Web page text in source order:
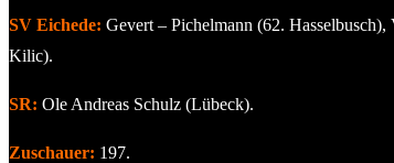
SV Eichede: Gevert – Pichelmann (62.
Kilic).
SR: Ole Andreas Schulz (Lübeck).
Zuschauer: 197.